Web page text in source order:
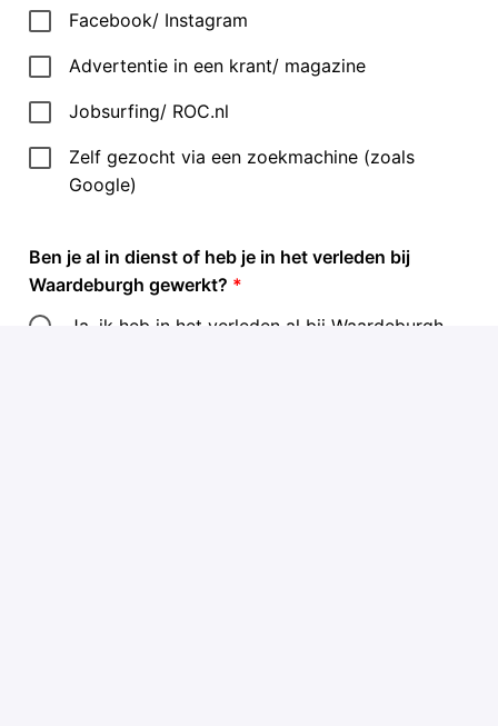
Facebook/ Instagram
Advertentie in een krant/ magazine
Jobsurfing/ ROC.nl
Zelf gezocht via een zoekmachine (zoals
Google)
Ben je al in dienst of heb je in het verleden bij
Waardeburgh gewerkt? *
Ja, ik heb in het verleden al bij Waardeburgh